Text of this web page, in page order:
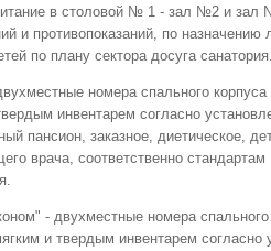
в столовой № 1 - зал №2 и
и противопоказаний, по
по плану сектора досуга санатория.
номера спального
инвентарем согласно
заказное, диетическое,
врача, соответственно
- двухместные номера
и твердым инвентарем